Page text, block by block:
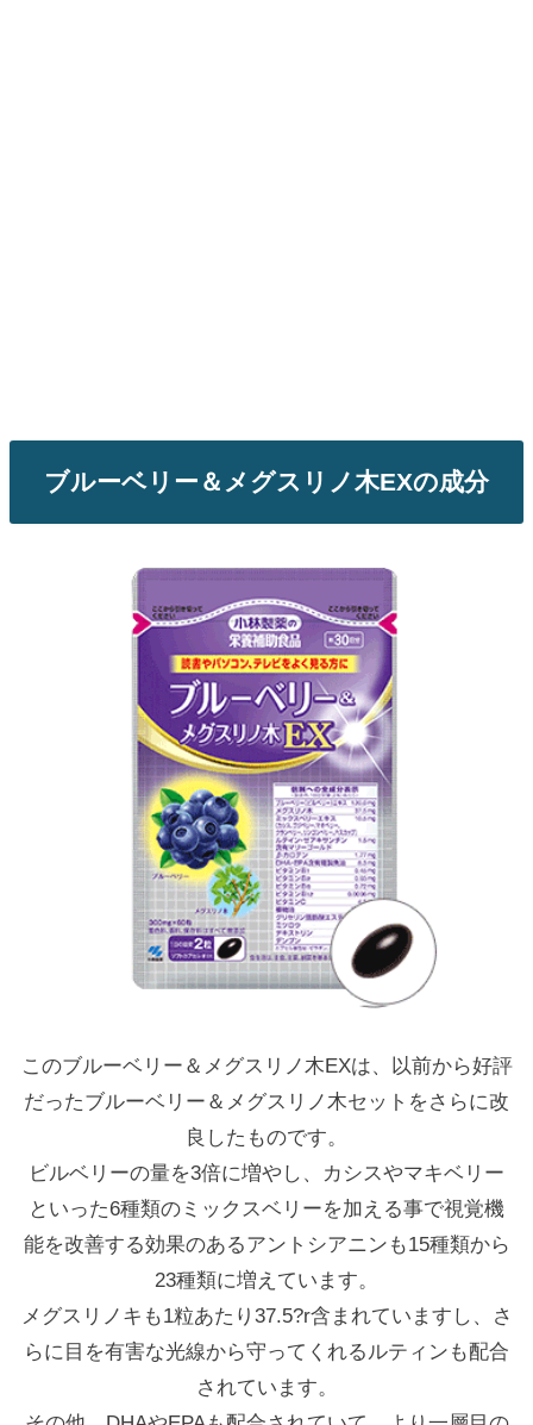
ブルーベリー＆メグスリノ木EXの成分
このブルーベリー＆メグスリノ木EXは、以前から好評
だったブルーベリー＆メグスリノ木セットをさらに改
良したものです。
ビルベリーの量を3倍に増やし、カシスやマキベリー
といった6種類のミックスベリーを加える事で視覚機
能を改善する効果のあるアントシアニンも15種類から
23種類に増えています。
メグスリノキも1粒あたり37.5?r含まれていますし、さ
らに目を有害な光線から守ってくれるルティンも配合
されています。